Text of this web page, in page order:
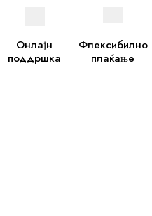
Онлајн
поддршка
Флексибилно
плаќање